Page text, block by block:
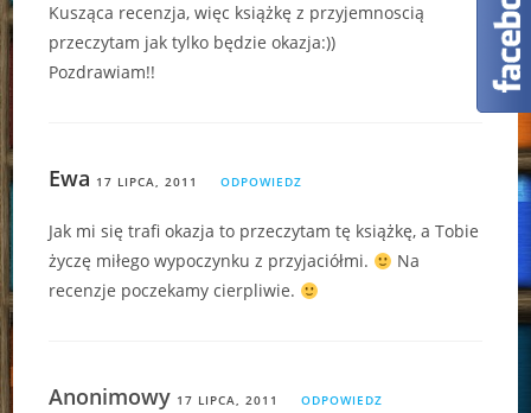
Kusząca recenzja, więc książkę z przyjemnoscią
przeczytam jak tylko będzie okazja:))
Pozdrawiam!!
Ewa 17 LIPCA, 2011 ODPOWIEDZ
Jak mi się trafi okazja to przeczytam tę książkę, a Tobie
życzę miłego wypoczynku z przyjaciółmi.
Na
recenzje poczekamy cierpliwie.
Anonimowy 17 LIPCA, 2011 ODPOWIEDZ